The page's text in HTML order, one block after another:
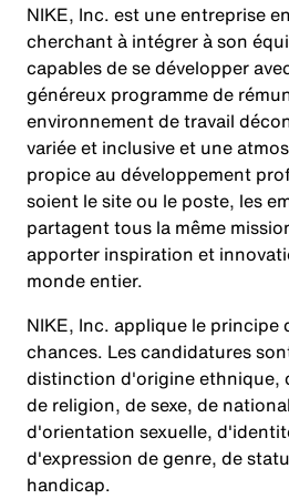
NIKE, Inc. est une entreprise
cherchant à intégrer à son
capables de se développer
généreux programme de
environnement de travail
variée et inclusive et une
propice au développement
soient le site ou le poste, les
partagent tous la même
apporter inspiration et
monde entier.
NIKE, Inc. applique le principe
chances. Les candidatures
distinction d'origine ethnique,
de religion, de sexe, de
d'orientation sexuelle,
d'expression de genre, de
handicap.